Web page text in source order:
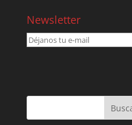
Newsletter